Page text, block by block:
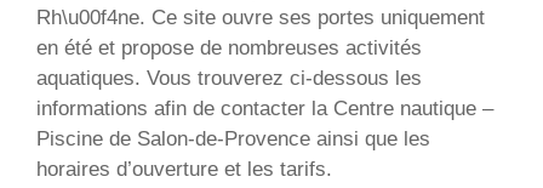
Rh\u00f4ne. Ce site ouvre ses portes uniquement
en été et propose de nombreuses activités
aquatiques. Vous trouverez ci-dessous les
informations afin de contacter la Centre nautique –
Piscine de Salon-de-Provence ainsi que les
horaires d’ouverture et les tarifs.